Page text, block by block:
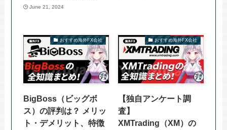
June 21, 2024
おすすめ海外FX会社
BigBoss（ビッグボ
ス）の評判は？ メリッ
ト・デメリット、特徴
おすすめ海外FX会社
【独自アンケート調
査】
XMTrading（XM）の